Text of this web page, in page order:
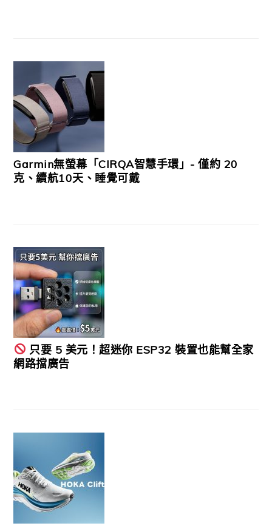
Garmin無螢幕「CIRQA智慧手環」- 僅約 20
克、續航10天、睡覺可戴
只要 5 美元！超迷你 ESP32 裝置也能幫全家
網路擋廣告